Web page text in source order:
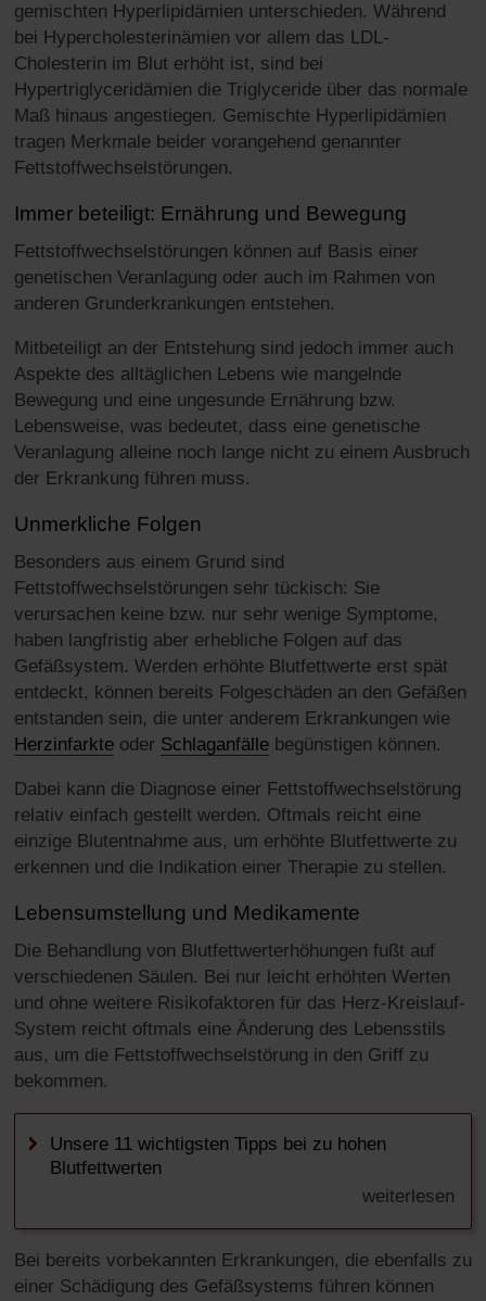
gemischten Hyperlipidämien unterschieden. Während
bei Hypercholesterinämien vor allem das LDL-
Cholesterin im Blut erhöht ist, sind bei
Hypertriglyceridämien die Triglyceride über das normale
Maß hinaus angestiegen. Gemischte Hyperlipidämien
tragen Merkmale beider vorangehend genannter
Fettstoffwechselstörungen.
Immer beteiligt: Ernährung und Bewegung
Fettstoffwechselstörungen können auf Basis einer
genetischen Veranlagung oder auch im Rahmen von
anderen Grunderkrankungen entstehen.
Mitbeteiligt an der Entstehung sind jedoch immer auch
Aspekte des alltäglichen Lebens wie mangelnde
Bewegung und eine ungesunde Ernährung bzw.
Lebensweise, was bedeutet, dass eine genetische
Veranlagung alleine noch lange nicht zu einem Ausbruch
der Erkrankung führen muss.
Unmerkliche Folgen
Besonders aus einem Grund sind
Fettstoffwechselstörungen sehr tückisch: Sie
verursachen keine bzw. nur sehr wenige Symptome,
haben langfristig aber erhebliche Folgen auf das
Gefäßsystem. Werden erhöhte Blutfettwerte erst spät
entdeckt, können bereits Folgeschäden an den Gefäßen
entstanden sein, die unter anderem Erkrankungen wie
Herzinfarkte oder Schlaganfälle begünstigen können.
Dabei kann die Diagnose einer Fettstoffwechselstörung
relativ einfach gestellt werden. Oftmals reicht eine
einzige Blutentnahme aus, um erhöhte Blutfettwerte zu
erkennen und die Indikation einer Therapie zu stellen.
Lebensumstellung und Medikamente
Die Behandlung von Blutfettwerterhöhungen fußt auf
verschiedenen Säulen. Bei nur leicht erhöhten Werten
und ohne weitere Risikofaktoren für das Herz-Kreislauf-
System reicht oftmals eine Änderung des Lebensstils
aus, um die Fettstoffwechselstörung in den Griff zu
bekommen.
Unsere 11 wichtigsten Tipps bei zu hohen
Blutfettwerten
weiterlesen
Bei bereits vorbekannten Erkrankungen, die ebenfalls zu
einer Schädigung des Gefäßsystems führen können